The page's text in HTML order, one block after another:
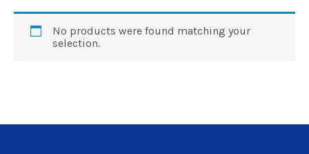
No products were found matching your
selection.